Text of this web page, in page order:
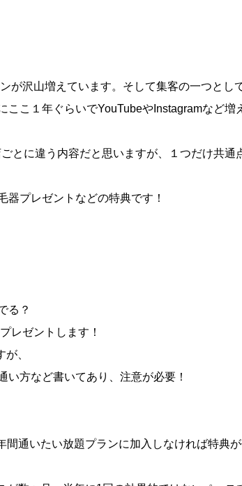
が沢山増えています。そして集客の一つとし
こ１年ぐらいでYouTubeやInstagramなど増
とに違う内容だと思いますが、１つだけ共通
器プレゼントなどの特典です！
る？
レゼントします！
、
い方など書いてあり、注意が必要！
通いたい放題プランに加入しなければ特典が